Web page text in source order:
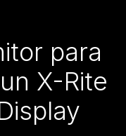
para
X-Rite